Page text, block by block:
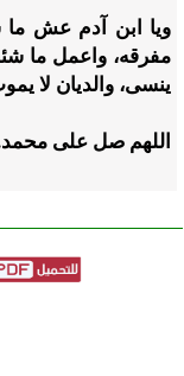
ويا ابن آدم عش
مفرقه، واعمل ما
ينسى، والديان لا
اللهم صل على